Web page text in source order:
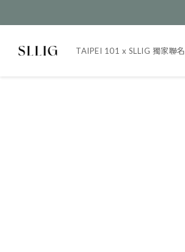
TAIPEI 101 x SLLIG 獨家聯名